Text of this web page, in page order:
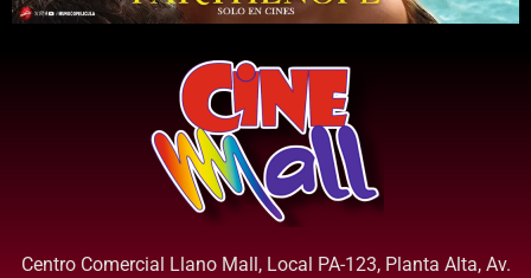
Centro Comercial Llano Mall, Local PA-123, Planta Alta, Av.